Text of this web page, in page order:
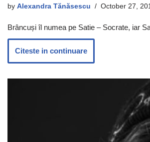
by Alexandra Tănăsescu October 27,
Brâncuși îl numea pe Satie – Socrate, iar
Citeste in continuare